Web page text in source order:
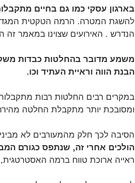
בארגון עסקי כמו גם בחיים
להשגת המטרה. הרמה הטקטית
הנדרש . האירועים שצוינו במאמר
משמע מדובר בהחלטות כבדות משקל
הבנת הווה וראיית העתיד וכו.
במקרים רבים החלטות רבות
ומסובכת יותר מתקבלת החלטה
הסיבה לכך חלק מהמעורבים לא
הולכים אחרי זה, שנתפס כגורם
ראייה ארוכת טווח ברמה